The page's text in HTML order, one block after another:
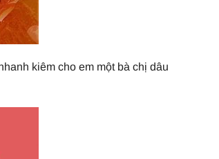
kiêm cho em một bà chị dâu